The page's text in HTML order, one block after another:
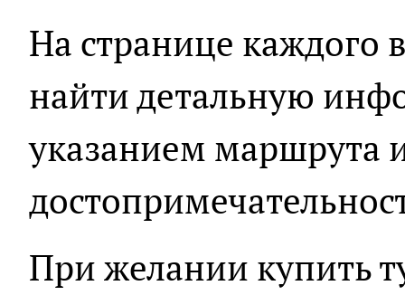
На странице каждого
найти детальную
указанием маршрута
При желании купить